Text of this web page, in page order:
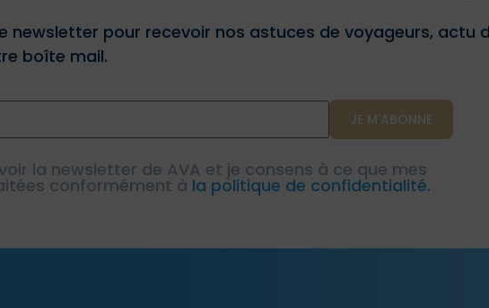
newsletter pour recevoir nos astuces de voyageurs, actu
boîte mail.
la newsletter de AVA et je consens à ce que mes
conformément à la politique de confidentialité.